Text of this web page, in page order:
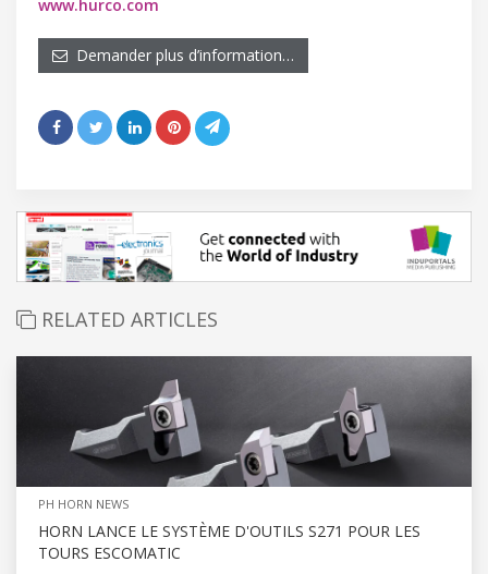
www.hurco.com
Demander plus d’information…
RELATED ARTICLES
PH HORN NEWS
HORN LANCE LE SYSTÈME D'OUTILS S271 POUR LES
TOURS ESCOMATIC